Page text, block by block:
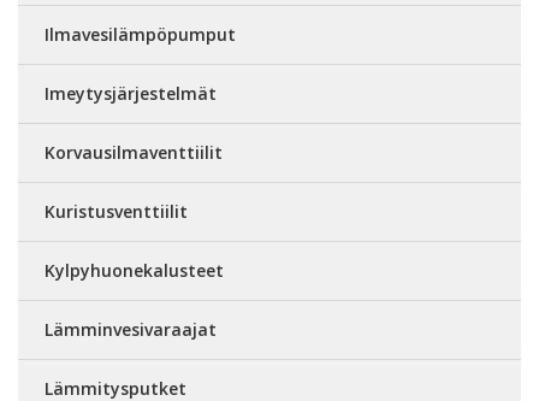
Ilmavesilämpöpumput
Imeytysjärjestelmät
Korvausilmaventtiilit
Kuristusventtiilit
Kylpyhuonekalusteet
Lämminvesivaraajat
Lämmitysputket